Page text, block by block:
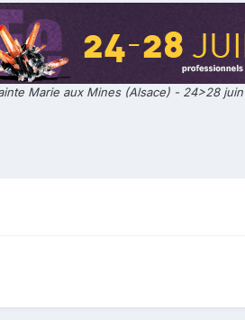
Marie aux Mines (Alsace) - 24>28